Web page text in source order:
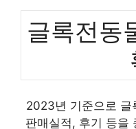
글록전동
2023년 기준으로 글
판매실적, 후기 등을